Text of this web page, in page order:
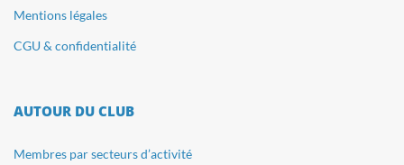
Mentions légales
CGU & confidentialité
AUTOUR DU CLUB
Membres par secteurs d’activité